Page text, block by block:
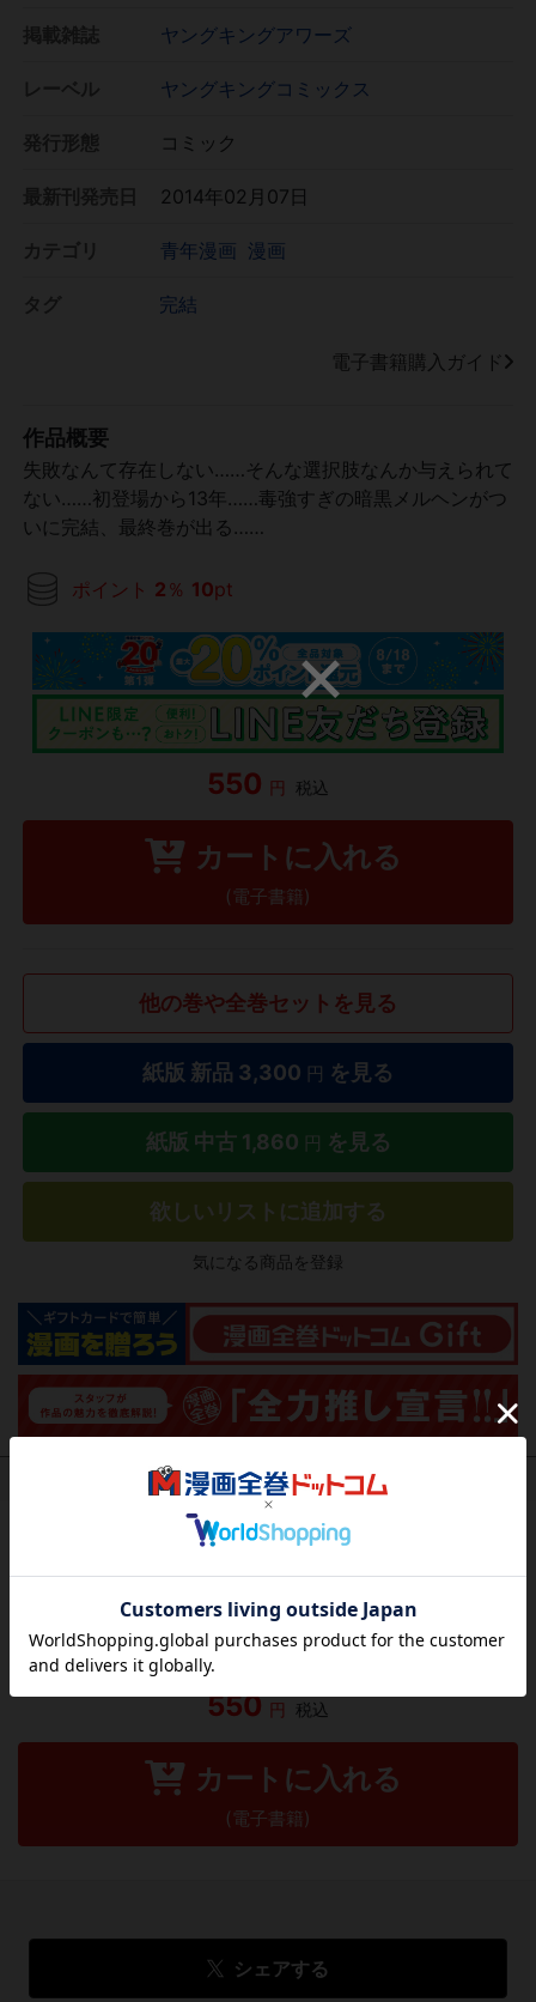
ヤングキングアワーズ
ヤングキングコミックス
コミック
2014年02月07日
青年漫画 漫画
完結
電子書籍購入ガイド
作品概要
失敗なんて存在しない……そんな選択肢なんか与えられて
ない……初登場から13年……毒強すぎの暗黒メルヘンがつ
いに完結、最終巻が出る……
ポイント 2 ％ 10pt
550 円 税込
カートに入れる
(電子書籍)
他の巻や全巻セットを見る
紙版 新品 3,300 円 を見る
紙版 中古 1,860 円 を見る
欲しいリストに追加する
気になる商品を登録
（関連商品を含む）
この作品にはまだレビューがありません。 今後読まれる
レビューを書く
550 円 税込
カートに入れる
(電子書籍)
シェアする